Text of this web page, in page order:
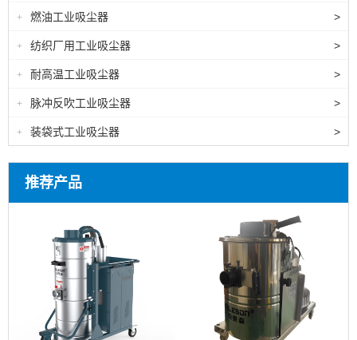
+ 燃油工业吸尘器 >
+ 纺织厂用工业吸尘器 >
+ 耐高温工业吸尘器 >
+ 脉冲反吹工业吸尘器 >
+ 装袋式工业吸尘器 >
推荐产品